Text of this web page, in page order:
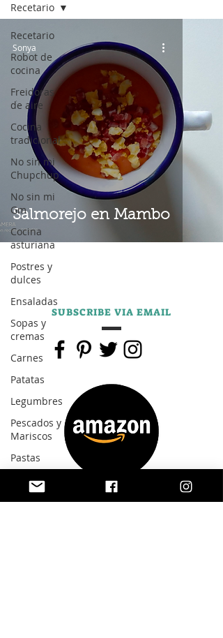
Recetario
Robot de
cocina
Freidoras
de aire
Cocina
tradicional
No sin mi
Chupchup
No sin mi
Gm
Cocina
asturiana
Postres y
dulces
Ensaladas
Sopas y
cremas
Carnes
Patatas
Legumbres
Pescados y
Mariscos
Pastas
Arroces
Verduras
Recetario
Salmorejo en Mambo
Sonya
SUBSCRIBE VIA EMAIL